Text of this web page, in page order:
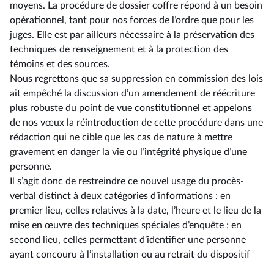
moyens. La procédure de dossier coffre répond à un besoin
opérationnel, tant pour nos forces de l’ordre que pour les
juges. Elle est par ailleurs nécessaire à la préservation des
techniques de renseignement et à la protection des
témoins et des sources.
Nous regrettons que sa suppression en commission des lois
ait empêché la discussion d’un amendement de réécriture
plus robuste du point de vue constitutionnel et appelons
de nos vœux la réintroduction de cette procédure dans une
rédaction qui ne cible que les cas de nature à mettre
gravement en danger la vie ou l’intégrité physique d’une
personne.
Il s’agit donc de restreindre ce nouvel usage du procès-
verbal distinct à deux catégories d’informations : en
premier lieu, celles relatives à la date, l’heure et le lieu de la
mise en œuvre des techniques spéciales d’enquête ; en
second lieu, celles permettant d’identifier une personne
ayant concouru à l’installation ou au retrait du dispositif